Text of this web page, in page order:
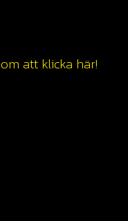
att klicka här!